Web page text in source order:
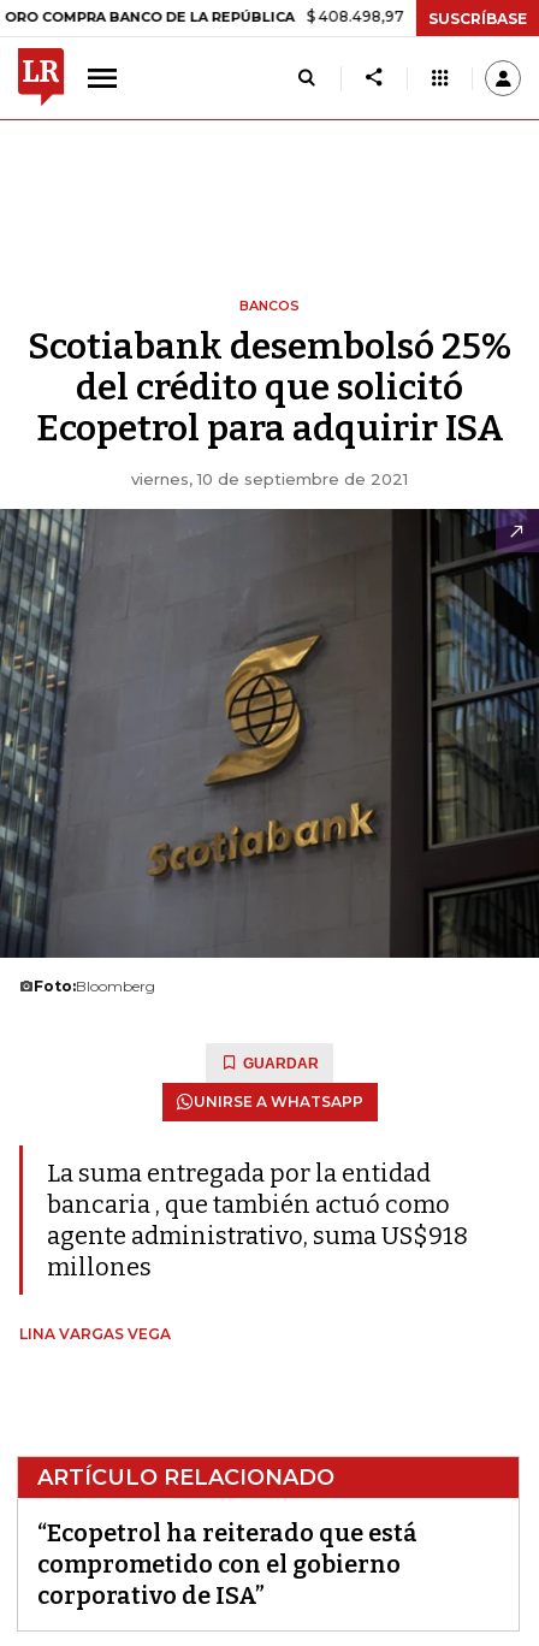
BANCO DE LA REPÚBLICA $ 408.498,97 +$ 8.753,81 +2,19%
SUSCRÍBASE
BANCOS
Scotiabank desembolsó 25%
del crédito que solicitó
Ecopetrol para adquirir ISA
viernes, 10 de septiembre de 2021
Foto:Bloomberg
GUARDAR
UNIRSE A WHATSAPP
La suma entregada por la entidad
bancaria , que también actuó como
agente administrativo, suma US$918
millones
LINA VARGAS VEGA
ARTÍCULO RELACIONADO
“Ecopetrol ha reiterado que está
comprometido con el gobierno
corporativo de ISA”